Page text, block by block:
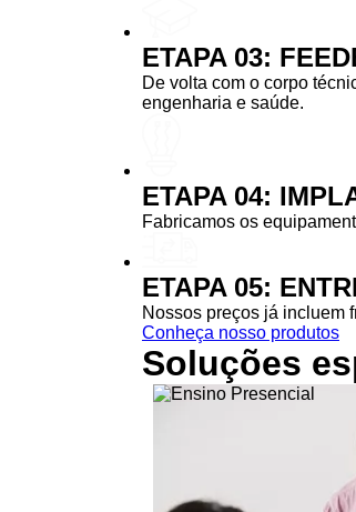
ETAPA 03:
De volta com o corpo
engenharia e saúde.
ETAPA 04:
Fabricamos os
ETAPA 05:
Nossos preços já incluem
Conheça nosso produtos
Soluções